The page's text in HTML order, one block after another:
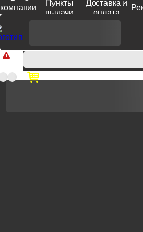
компании
Пункты
выдачи
Доставка и
оплата
Доп. скидка от цен на сайте 7%
продукции Venezia, Fratelli, Tupai,
оплате по счету.